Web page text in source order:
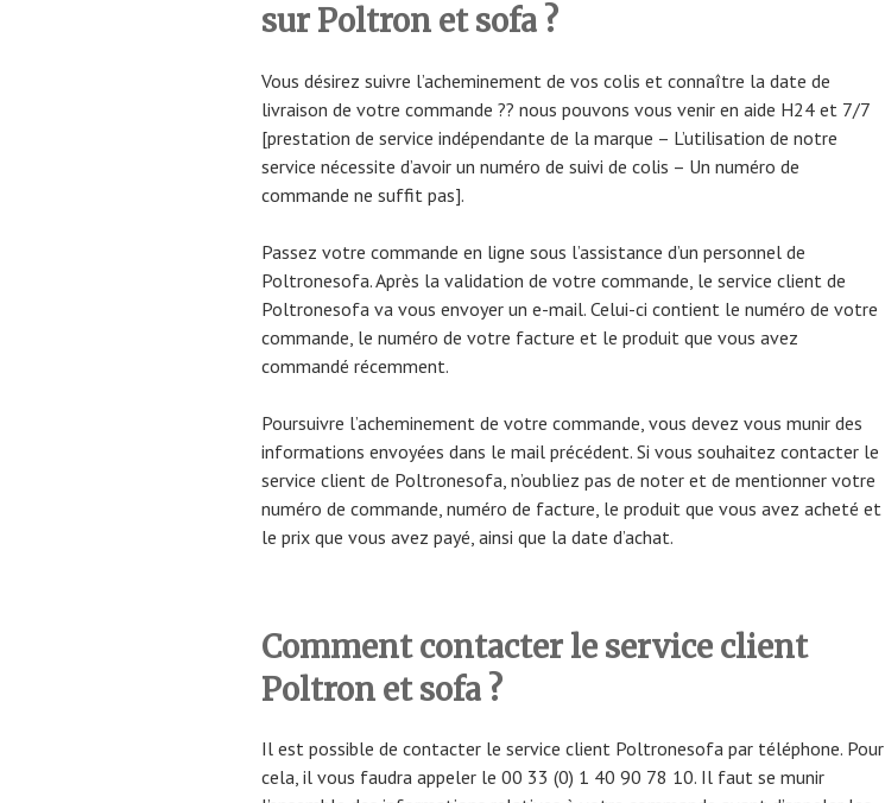
sur Poltron et sofa ?
Vous désirez suivre l’acheminement de vos colis et connaître la date de
livraison de votre commande ?? nous pouvons vous venir en aide H24 et 7/7
[prestation de service indépendante de la marque – L’utilisation de notre
service nécessite d’avoir un numéro de suivi de colis – Un numéro de
commande ne suffit pas].
Passez votre commande en ligne sous l’assistance d’un personnel de
Poltronesofa. Après la validation de votre commande, le service client de
Poltronesofa va vous envoyer un e-mail. Celui-ci contient le numéro de votre
commande, le numéro de votre facture et le produit que vous avez
commandé récemment.
Poursuivre l’acheminement de votre commande, vous devez vous munir des
informations envoyées dans le mail précédent. Si vous souhaitez contacter le
service client de Poltronesofa, n’oubliez pas de noter et de mentionner votre
numéro de commande, numéro de facture, le produit que vous avez acheté et
le prix que vous avez payé, ainsi que la date d’achat.
Comment contacter le service client
Poltron et sofa ?
Il est possible de contacter le service client Poltronesofa par téléphone. Pour
cela, il vous faudra appeler le 00 33 (0) 1 40 90 78 10. Il faut se munir